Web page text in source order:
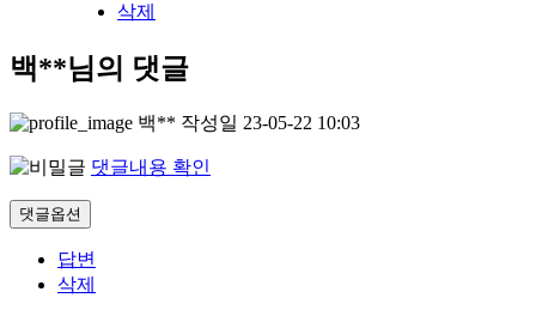
삭제
백**님의 댓글
백** 작성일 23-05-22 10:03
댓글내용 확인
댓글옵션
답변
삭제